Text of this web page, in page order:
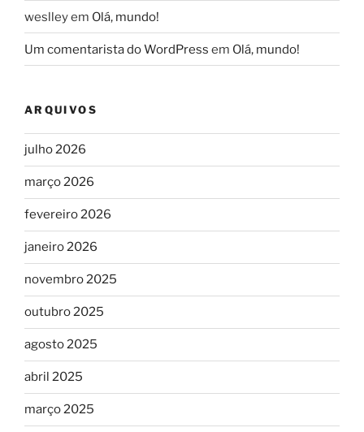
weslleyem Olá, mundo!
Um comentarista do WordPress em Olá, mundo!
ARQUIVOS
julho 2026
março 2026
fevereiro 2026
janeiro 2026
novembro 2025
outubro 2025
agosto 2025
abril 2025
março 2025